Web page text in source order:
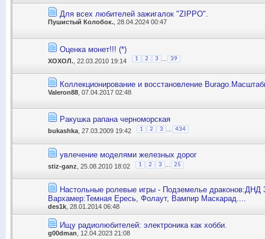
Для всех любителей зажигалок "ZIPPO".
Пушистый Колобок. , 28.04.2024 00:47
Оценка монет!!! (*)
ХОХОЛ. , 22.03.2010 19:14 1 2 3 39
Коллекционирование и восстановление
Valeron88 , 07.04.2017 02:48
Ракушка рапана черноморская
bukashka , 27.03.2009 19:42 1 2 3 434
увлечение моделями железных дорог
stiz-ganz , 25.08.2010 18:02 1 2 3 25
Настольные ролевые игры - Подземелье драконов:ДНД
Вархамер:Темная Ересь, Фолаут, Вампир Маскарад....
des1k , 28.01.2014 06:48
Ищу радиолюбителей: электроника как хобби.
g00dman , 12.04.2023 21:08